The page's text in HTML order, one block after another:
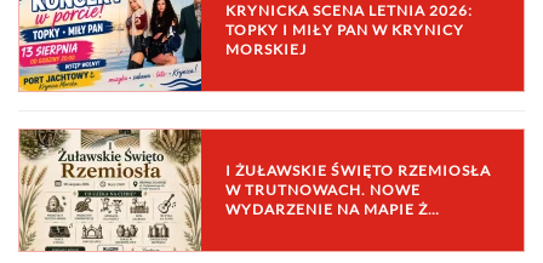
KRYNICKA SCENA LETNIA 2026:
TOPKY I MIŁY PAN W KRYNICY
MORSKIEJ
I ŻUŁAWSKIE ŚWIĘTO RZEMIOSŁA
W TRUTNOWACH. NOWE
WYDARZENIE NA MAPIE Ż…